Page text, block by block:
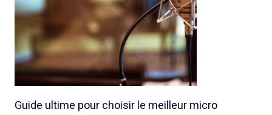
Guide ultime pour choisir le meilleur micro